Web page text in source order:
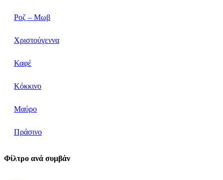
Ροζ – Μωβ
Χριστούγεννα
Καφέ
Κόκκινο
Μαύρο
Πράσινο
Φίλτρο ανά συμβάν